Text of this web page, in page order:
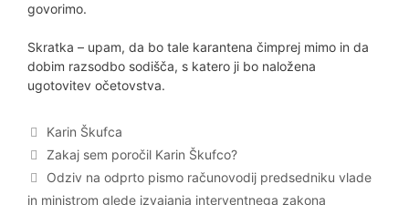
govorimo.
Skratka – upam, da bo tale karantena čimprej mimo in da
dobim razsodbo sodišča, s katero ji bo naložena
ugotovitev očetovstva.
Categories
Karin Škufca
Post
navigation
Zakaj sem poročil Karin Škufco?
Odziv na odprto pismo računovodij predsedniku vlade
in ministrom glede izvajanja interventnega zakona